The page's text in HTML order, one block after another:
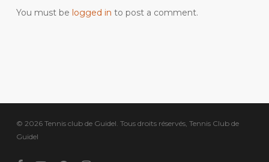
You must be logged in to post a comment.
© 2026 Tennis club de Guidel. Tous droits réservés, Tennis Club de
Guidel